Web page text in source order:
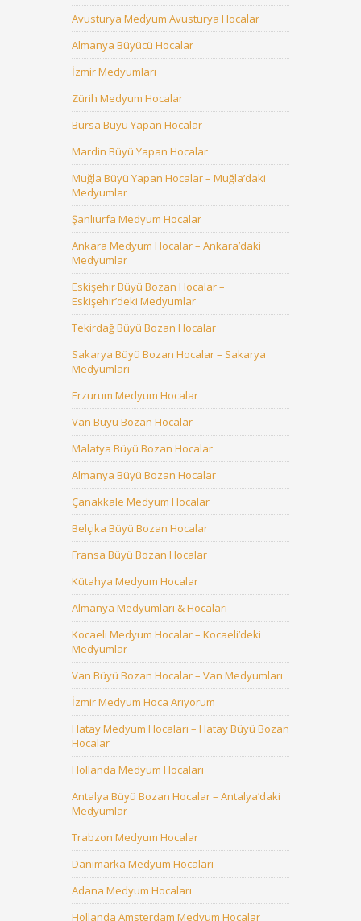
Avusturya Medyum Avusturya Hocalar
Almanya Büyücü Hocalar
İzmir Medyumları
Zürih Medyum Hocalar
Bursa Büyü Yapan Hocalar
Mardin Büyü Yapan Hocalar
Muğla Büyü Yapan Hocalar – Muğla’daki
Medyumlar
Şanlıurfa Medyum Hocalar
Ankara Medyum Hocalar – Ankara’daki
Medyumlar
Eskişehir Büyü Bozan Hocalar –
Eskişehir’deki Medyumlar
Tekirdağ Büyü Bozan Hocalar
Sakarya Büyü Bozan Hocalar – Sakarya
Medyumları
Erzurum Medyum Hocalar
Van Büyü Bozan Hocalar
Malatya Büyü Bozan Hocalar
Almanya Büyü Bozan Hocalar
Çanakkale Medyum Hocalar
Belçika Büyü Bozan Hocalar
Fransa Büyü Bozan Hocalar
Kütahya Medyum Hocalar
Almanya Medyumları & Hocaları
Kocaeli Medyum Hocalar – Kocaeli’deki
Medyumlar
Van Büyü Bozan Hocalar – Van Medyumları
İzmir Medyum Hoca Arıyorum
Hatay Medyum Hocaları – Hatay Büyü Bozan
Hocalar
Hollanda Medyum Hocaları
Antalya Büyü Bozan Hocalar – Antalya’daki
Medyumlar
Trabzon Medyum Hocalar
Danimarka Medyum Hocaları
Adana Medyum Hocaları
Hollanda Amsterdam Medyum Hocalar